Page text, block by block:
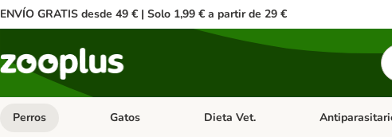
ENVÍO GRATIS desde 49 € | Solo 1,99 € a partir de 29 €
Perros Menú de categoria abierto: Perros
Gatos Menú de categoria abierto: Gatos
Dieta Vet. Menú de